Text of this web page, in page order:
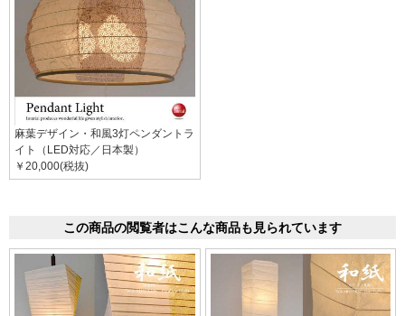
麻葉デザイン・和風3灯ペンダントラ
イト（LED対応／日本製）
￥20,000(税抜)
この商品の閲覧者はこんな商品も見られています